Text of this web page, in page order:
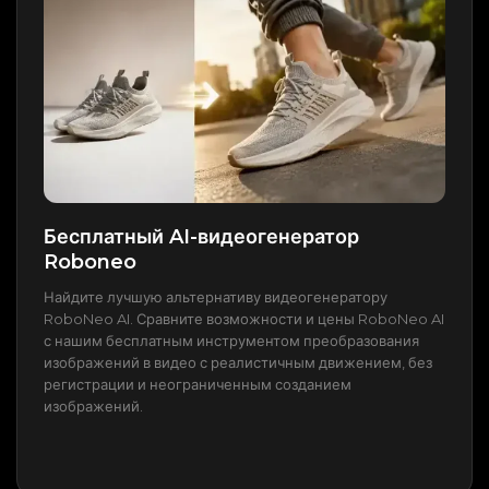
Бесплатный AI-видеогенератор
Roboneo
Найдите лучшую альтернативу видеогенератору
RoboNeo AI. Сравните возможности и цены RoboNeo AI
с нашим бесплатным инструментом преобразования
изображений в видео с реалистичным движением, без
регистрации и неограниченным созданием
изображений.